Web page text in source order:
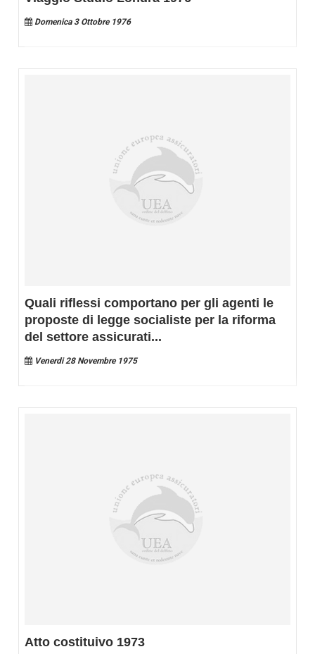
Domenica 3 Ottobre 1976
Quali riflessi comportano per gli agenti le
proposte di legge socialiste per la riforma
del settore assicurati...
Venerdi 28 Novembre 1975
Atto costituivo 1973